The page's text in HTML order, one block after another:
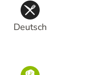
Deutsch